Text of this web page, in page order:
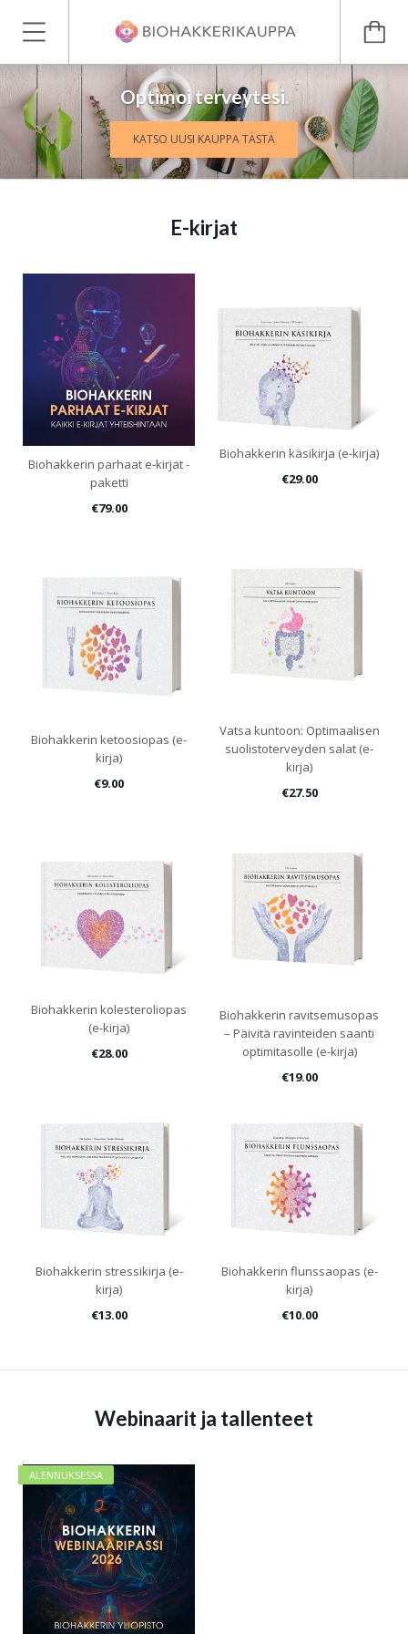
Optimoi terveytesi.
KATSO UUSI KAUPPA TÄSTÄ
E-kirjat
Biohakkerin parhaat e-kirjat -
paketti
€79.00
Biohakkerin käsikirja (e-kirja)
€29.00
Biohakkerin ketoosiopas (e-
kirja)
€9.00
Vatsa kuntoon: Optimaalisen
suolistoterveyden salat (e-
kirja)
€27.50
Biohakkerin kolesteroliopas
(e-kirja)
€28.00
Biohakkerin ravitsemusopas
– Päivitä ravinteiden saanti
optimitasolle (e-kirja)
€19.00
Biohakkerin stressikirja (e-
kirja)
€13.00
Biohakkerin flunssaopas (e-
kirja)
€10.00
Webinaarit ja tallenteet
ALENNUKSESSA